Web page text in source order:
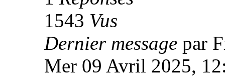
1543 Vus
Dernier message par
Mer 09 Avril 2025,